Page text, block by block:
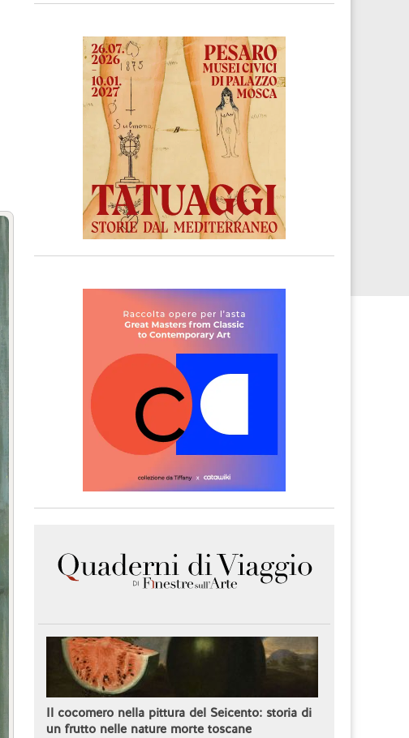
Il cocomero nella pittura del Seicento: storia di
un frutto nelle nature morte toscane